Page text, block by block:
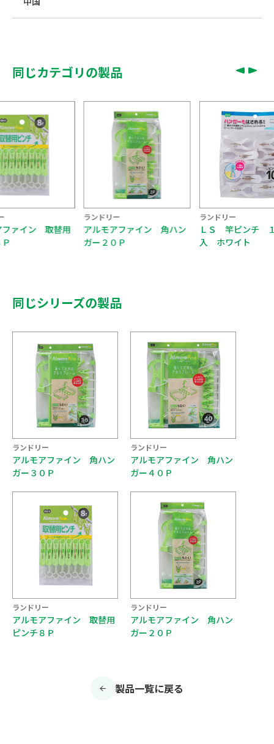
同じカテゴリの製品
ファイン 取替用
ランドリー
アルモアファイン 角ハン
ガー２０Ｐ
ランドリー
ＬＳ 竿ピンチ
入 ホワイト
同じシリーズの製品
ランドリー
アルモアファイン 角ハン
ガー３０Ｐ
ランドリー
アルモアファイン 角ハン
ガー４０Ｐ
ランドリー
アルモアファイン 取替用
ピンチ８Ｐ
ランドリー
アルモアファイン 角ハン
ガー２０Ｐ
製品一覧に戻る